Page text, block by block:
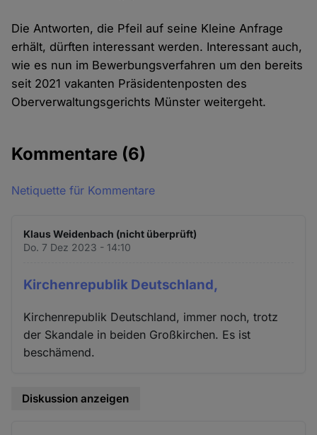
Die Antworten, die Pfeil auf seine Kleine Anfrage
erhält, dürften interessant werden. Interessant auch,
wie es nun im Bewerbungsverfahren um den bereits
seit 2021 vakanten Präsidentenposten des
Oberverwaltungsgerichts Münster weitergeht.
Kommentare (6)
Netiquette für Kommentare
Klaus Weidenbach (nicht überprüft)
Do. 7 Dez 2023 - 14:10
Kirchenrepublik Deutschland,
Kirchenrepublik Deutschland, immer noch, trotz
der Skandale in beiden Großkirchen. Es ist
beschämend.
Diskussion anzeigen